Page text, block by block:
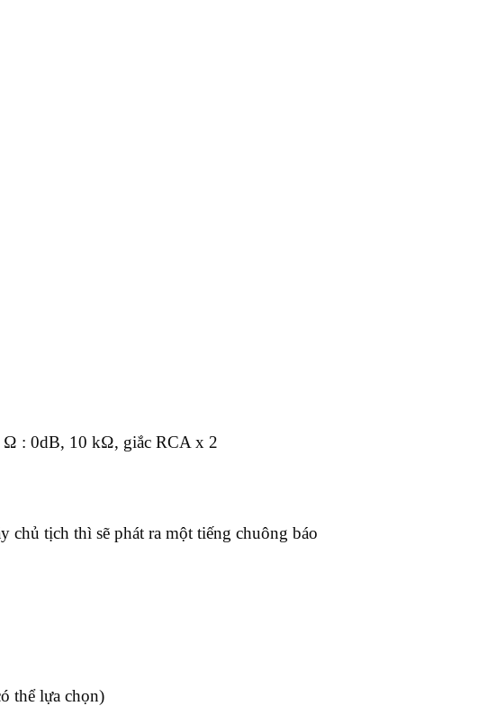
Ω : 0dB, 10 kΩ, giắc RCA x 2
tịch thì sẽ phát ra một tiếng chuông báo
thể lựa chọn)